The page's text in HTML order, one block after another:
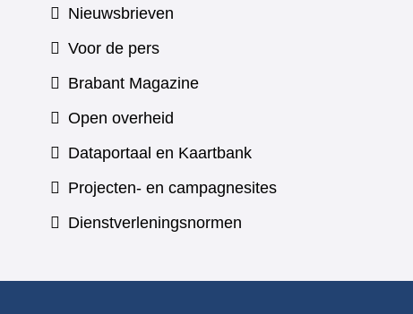
Nieuwsbrieven
Voor de pers
Brabant Magazine(verwijst
andere
website)
Open overheid
Dataportaal en Kaartbank(verwijst
naar
Projecten- en campagnesites
Dienstverleningsnormen